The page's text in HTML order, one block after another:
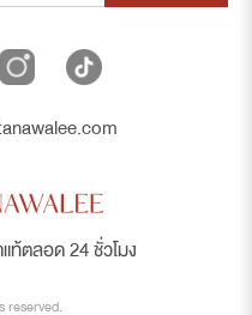
ท้ตลอด 24 ชั่วโมง
reserved.